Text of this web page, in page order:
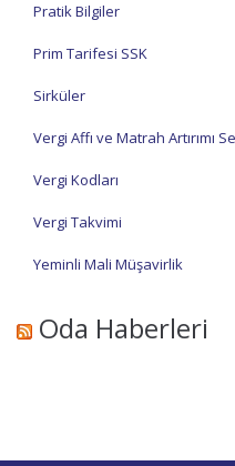
Pratik Bilgiler
Prim Tarifesi SSK
Sirküler
Vergi Affı ve Matrah Artırımı
Vergi Kodları
Vergi Takvimi
Yeminli Mali Müşavirlik
Oda Haberleri